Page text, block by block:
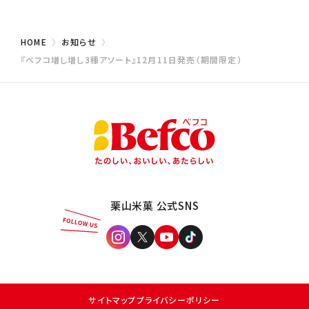
HOME
お知らせ
『ベフコ増し増し3種アソート』12月11日発売（期間限定）
栗山米菓 公式SNS
サイトマッププライバシーポリシー